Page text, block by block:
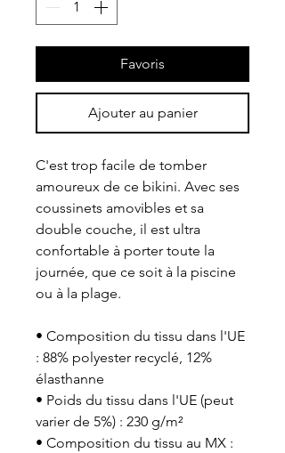
Favoris
Ajouter au panier
C'est trop facile de tomber
amoureux de ce bikini. Avec ses
coussinets amovibles et sa
double couche, il est ultra
confortable à porter toute la
journée, que ce soit à la piscine
ou à la plage.
• Composition du tissu dans l'UE
: 88% polyester recyclé, 12%
élasthanne
• Poids du tissu dans l'UE (peut
varier de 5%) : 230 g/m²
• Composition du tissu au MX :